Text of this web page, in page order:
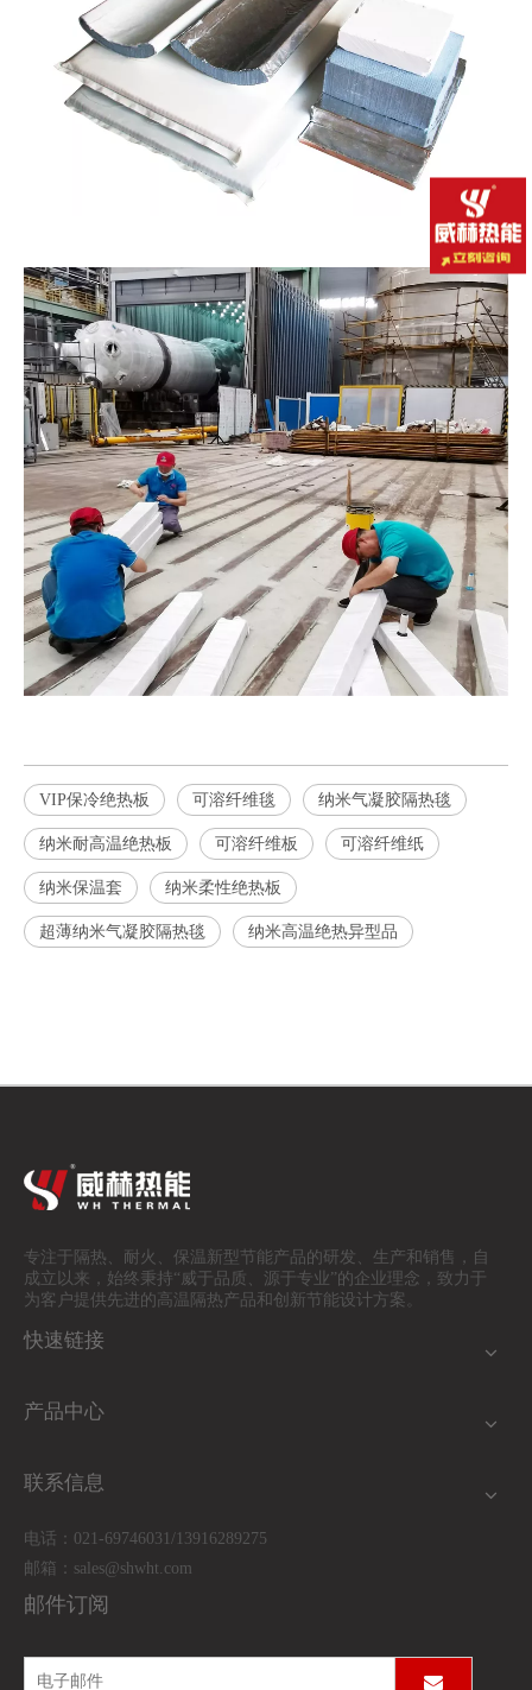
VIP保冷绝热板 可溶纤维毯 纳米气凝胶隔热毯
纳米耐高温绝热板 可溶纤维板 可溶纤维纸
纳米保温套 纳米柔性绝热板
超薄纳米气凝胶隔热毯 纳米高温绝热异型品
专注于隔热、耐火、保温 新型节能产品的研发、生产和销售，自
成立以来，始终秉持“威于品质、源于专业”的企业理念，致力于
为客户提供先进的高温隔热产品和创新节能设计方案。
快速链接
产品中心
联系信息
电话：021-69746031/13916289275
邮箱： sales@shwht.com
邮件订阅